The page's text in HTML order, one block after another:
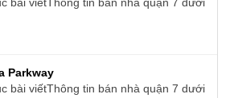
bài viếtThông tin bán nhà quận 7 dưới
Parkway
bài viếtThông tin bán nhà quận 7 dưới